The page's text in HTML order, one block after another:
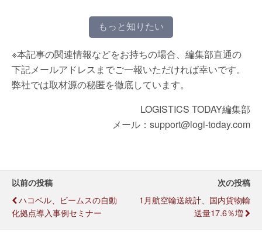
もっと知りたい
※本記事の関連情報などをお持ちの場合、編集部直通の
下記メールアドレスまでご一報いただければ幸いです。
弊社では取材源の秘匿を徹底しています。
LOGISTICS TODAY編集部
メール：support@logi-today.com
以前の投稿
ハコベル、ビームスの自動
化拠点導入事例セミナー
次の投稿
1月航空輸送統計、国内貨物輸
送量17.6％増